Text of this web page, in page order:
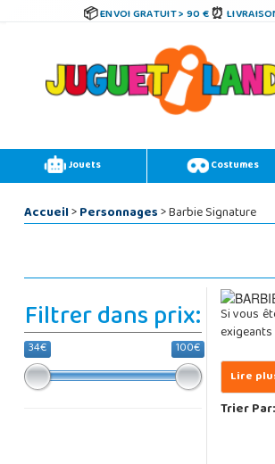
ENVOI GRATUIT > 90 €
Jouets Costumes
Accueil>Personnages> Barbie Signature
Filtrer dans prix:
34€ 100€
Si vous
Trier Par: